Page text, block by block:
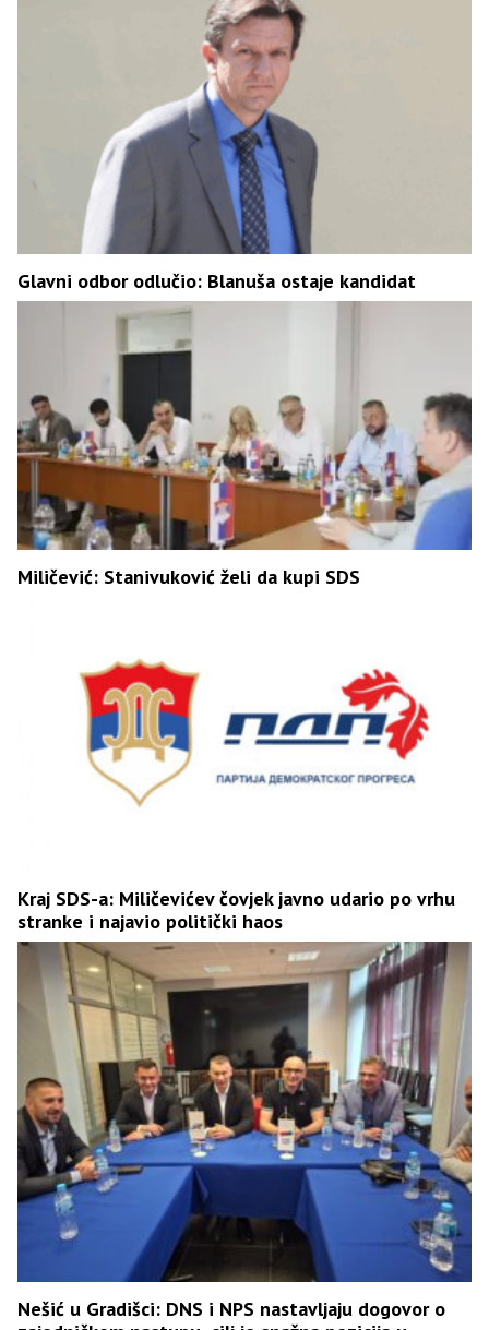
Glavni odbor odlučio: Blanuša ostaje kandidat
Miličević: Stanivuković želi da kupi SDS
Kraj SDS-a: Miličevićev čovjek javno udario po vrhu
stranke i najavio politički haos
Nešić u Gradišci: DNS i NPS nastavljaju dogovor o